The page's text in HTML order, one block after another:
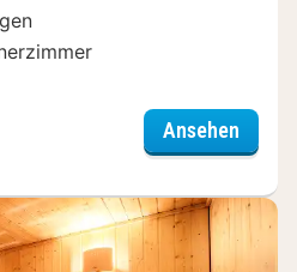
Ansehen